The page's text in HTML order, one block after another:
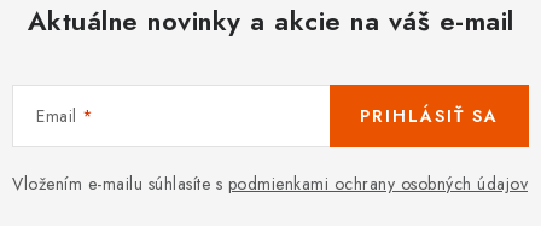
Aktuálne novinky a akcie na váš e-mail
Email
Vložením e-mailu súhlasíte s podmienkami ochrany osobných údajov
PRIHLÁSIŤ SA